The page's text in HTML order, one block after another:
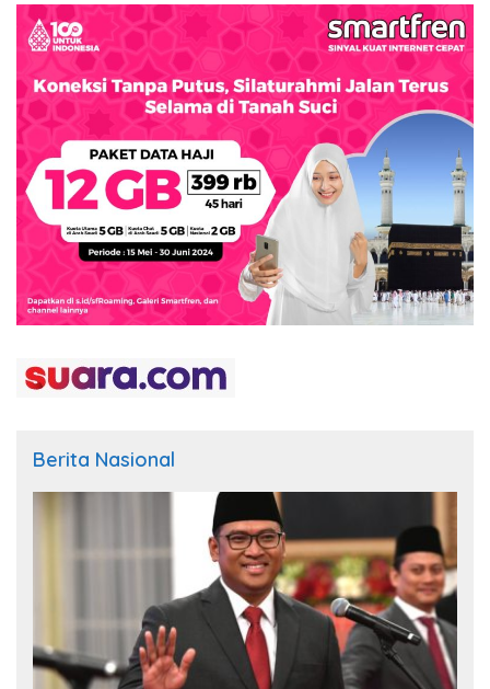
Berita Nasional